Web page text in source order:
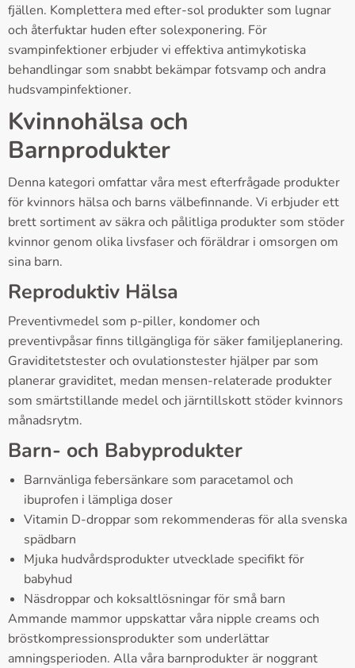
fjällen. Komplettera med efter-sol produkter som lugnar
och återfuktar huden efter solexponering. För
svampinfektioner erbjuder vi effektiva antimykotiska
behandlingar som snabbt bekämpar fotsvamp och andra
hudsvampinfektioner.
Kvinnohälsa och
Barnprodukter
Denna kategori omfattar våra mest efterfrågade produkter
för kvinnors hälsa och barns välbefinnande. Vi erbjuder ett
brett sortiment av säkra och pålitliga produkter som stöder
kvinnor genom olika livsfaser och föräldrar i omsorgen om
sina barn.
Reproduktiv Hälsa
Preventivmedel som p-piller, kondomer och
preventivpåsar finns tillgängliga för säker familjeplanering.
Graviditetstester och ovulationstester hjälper par som
planerar graviditet, medan mensen-relaterade produkter
som smärtstillande medel och järntillskott stöder kvinnors
månadsrytm.
Barn- och Babyprodukter
Barnvänliga febersänkare som paracetamol och
ibuprofen i lämpliga doser
Vitamin D-droppar som rekommenderas för alla svenska
spädbarn
Mjuka hudvårdsprodukter utvecklade specifikt för
babyhud
Näsdroppar och koksaltlösningar för små barn
Ammande mammor uppskattar våra nipple creams och
bröstkompressionsprodukter som underlättar
amningsperioden. Alla våra barnprodukter är noggrant